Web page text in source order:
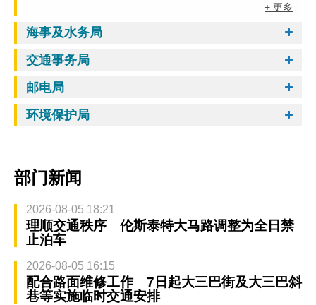
+ 更多
海事及水务局
交通事务局
邮电局
环境保护局
部门新闻
2026-08-05 18:21
理顺交通秩序 伦斯泰特大马路调整为全日禁
止泊车
2026-08-05 16:15
配合路面维修工作 7日起大三巴街及大三巴斜
巷等实施临时交通安排